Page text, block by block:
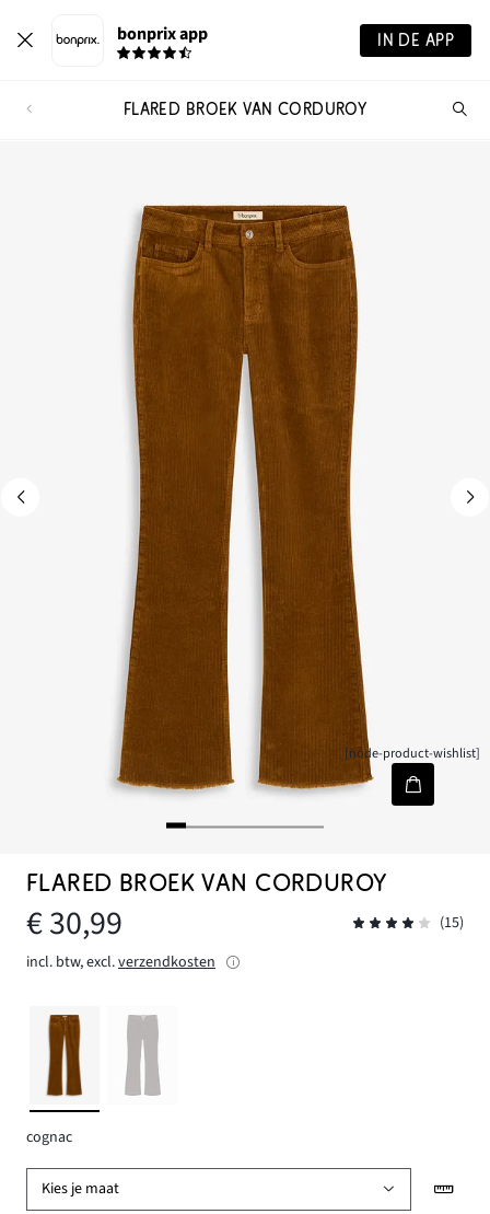
bonprix app IN DE APP
FLARED BROEK VAN CORDUROY
[node-product-wishlist]
FLARED BROEK VAN CORDUROY
€ 30,99
(15)
incl. btw, excl.verzendkosten
cognac
Kies je maat